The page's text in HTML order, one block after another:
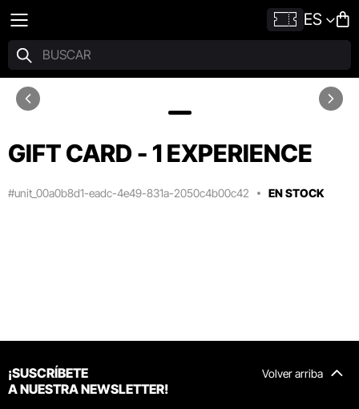
ES
GIFT CARD - 1 EXPERIENCE
#unit_00a0b8d1-eadc-4e49-831a-2050c4b00c42 EN STOCK
Volver arriba
¡SUSCRÍBETE
A NUESTRA NEWSLETTER!